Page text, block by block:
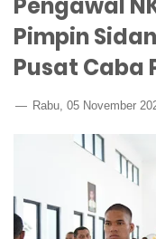
Pimpin
Pusat Caba
Rabu, 05 November